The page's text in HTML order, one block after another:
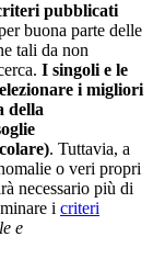
pubblicati
buona parte delle
tali da non
I singoli e le
i migliori
della
. Tuttavia, a
o veri propri
necessario più di
i criteri
e